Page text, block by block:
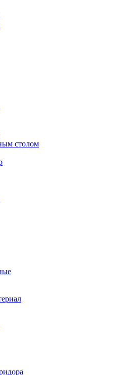
столом